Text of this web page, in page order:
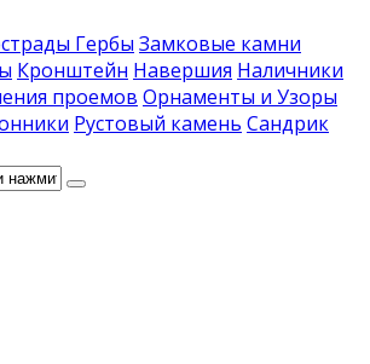
Гербы Замковые камни
Кронштейн Навершия Наличники
проемов Орнаменты и Узоры
Рустовый камень Сандрик